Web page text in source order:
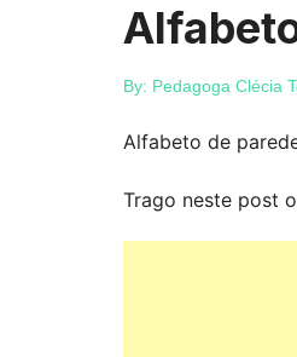
By: Pedagoga Clécia
Alfabeto de
Trago neste post